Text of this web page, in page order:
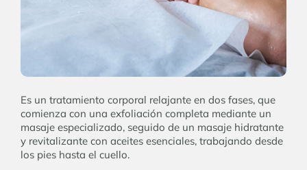
Es un tratamiento corporal relajante en dos fases, que
comienza con una exfoliación completa mediante un
masaje especializado, seguido de un masaje hidratante
y revitalizante con aceites esenciales, trabajando desde
los pies hasta el cuello.